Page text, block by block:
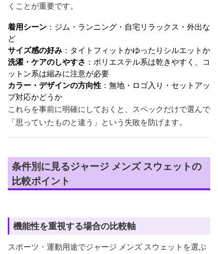
くことが重要です。
着用シーン ：ジム・ランニング・自宅リラックス・外出な
ど
サイズ感の好み ：タイトフィットかゆったりシルエットか
洗濯・ケアのしやすさ ：ポリエステル系は乾きやすく、コ
ットン系は縮みに注意が必要
カラー・デザインの方向性 ：無地・ロゴ入り・セットアッ
プ対応かどうか
これらを事前に明確にしておくと、スペックだけで選んで
「思っていたものと違う」という失敗を防げます。
条件別に見るジャージ メンズ スウェットの
比較ポイント
機能性を重視する場合の比較軸
スポーツ・運動用途でジャージ メンズ スウェットを選ぶ